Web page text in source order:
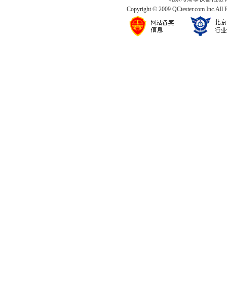
Copyright © 2009 QCtester.com Inc.All